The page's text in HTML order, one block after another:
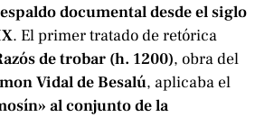
documental desde el siglo
. El primer tratado de retórica
de trobar (h. 1200), obra del
Vidal de Besalú, aplicaba el
al conjunto de la